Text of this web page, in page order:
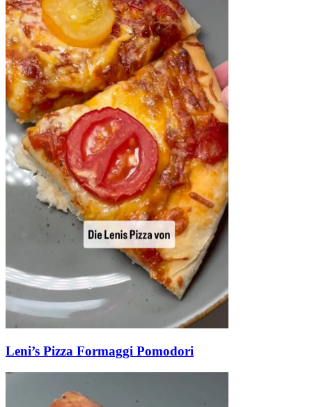
Leni’s Pizza Formaggi Pomodori